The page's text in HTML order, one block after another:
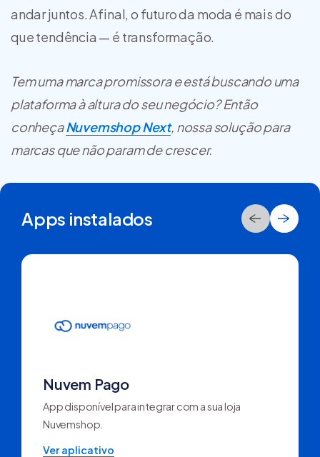
andar juntos. Afinal, o futuro da moda é mais do
que tendência — é transformação.
Tem uma marca promissora e está buscando uma
plataforma à altura do seu negócio? Então
conheçaNuvemshop Next, nossa solução para
marcas que não param de crescer.
Apps instalados
Nuvem Pago
App disponível para integrar com a sua loja
Nuvemshop.
Ver aplicativo